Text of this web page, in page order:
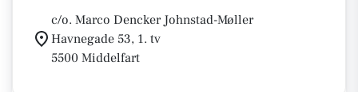
c/o. Marco Dencker Johnstad-Møller
Havnegade 53, 1. tv
5500 Middelfart